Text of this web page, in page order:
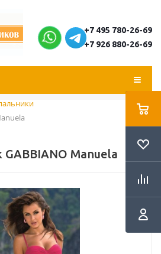
+7 495 780-26-69
+7 926 880-26-69
GABBIANO Manuela